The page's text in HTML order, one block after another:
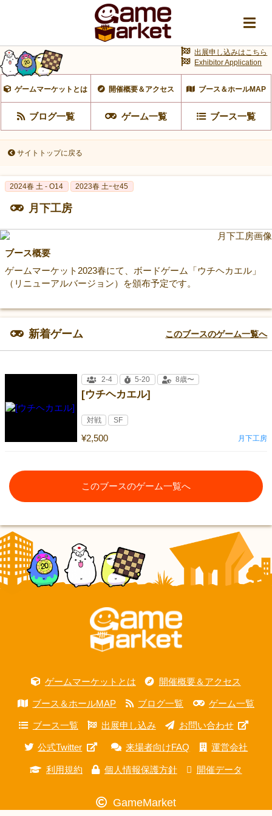
ゲームマーケットとは 開催概要＆アクセス ブース＆ホールMAP
ブログ一覧 ゲーム一覧 ブース一覧
出展申し込みはこちら
Exhibitor Application
サイトトップに戻る
2024春 土 - O14 2023春 土ｰセ45
月下工房
ブース概要
ゲームマーケット2023春にて、ボードゲーム「ウチヘカエル」
（リニューアルバージョン）を頒布予定です。
新着ゲーム このブースのゲーム一覧へ
[ウチヘカエル]
¥2,500
2-4 5-20 8歳〜
対戦 SF
月下工房
このブースのゲーム一覧へ
ゲームマーケットとは 開催概要＆アクセス
ブース＆ホールMAP ブログ一覧 ゲーム一覧
ブース一覧 出展申し込み お問い合わせ
公式Twitter 来場者向けFAQ 運営会社
利用規約 個人情報保護方針 開催データ
GameMarket